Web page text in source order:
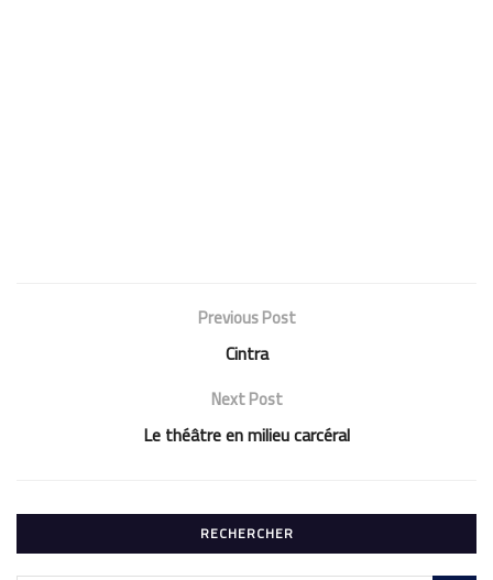
Previous Post
Cintra
Next Post
Le théâtre en milieu carcéral
RECHERCHER